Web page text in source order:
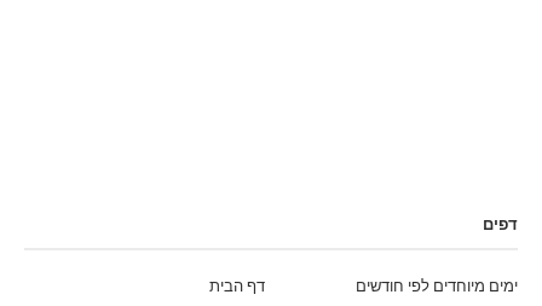
דפים
דף הבית
ימים מיוחדים לפי חודשים